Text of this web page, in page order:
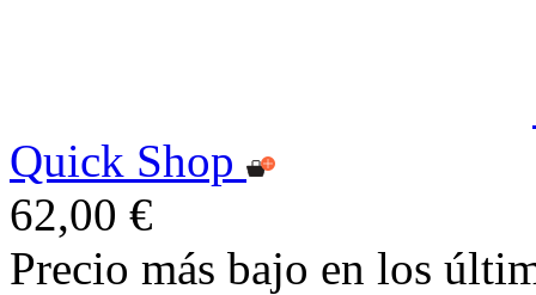
Quick Shop
62,00 €
Precio más bajo en los